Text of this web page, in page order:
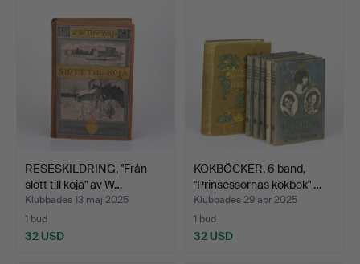
RESESKILDRING, "Från
slott till koja" av W…
Klubbades 13 maj 2025
1 bud
32 USD
KOKBÖCKER, 6 band,
"Prinsessornas kokbok" …
Klubbades 29 apr 2025
1 bud
32 USD